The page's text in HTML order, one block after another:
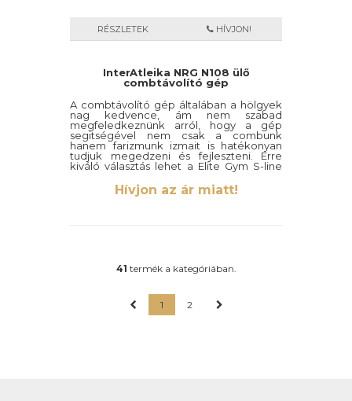
RÉSZLETEK HÍVJON!
InterAtleika NRG N108 ülő
combtávolító gép
A combtávolító gép általában a hölgyek
nag kedvence, ám nem szabad
megfeledkeznünk arról, hogy a gép
segitségével nem csak a combunk
hanem farizmunk izmait is hatékonyan
tudjuk megedzeni és fejleszteni. Erre
kiváló választás lehet a Elite Gym S-line
nw 108 ülő combtávolító gép amely
magas minőséggel, kiváló dizájnnal
valamint precíz mechanikával
Hívjon az ár miatt!
41 termék a kategóriában.
1 2